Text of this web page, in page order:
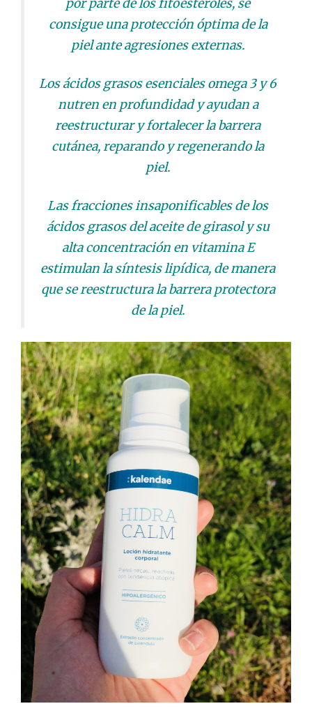
por parte de los fitoesteroles, se
consigue una protección óptima de la
piel ante agresiones externas.
Los ácidos grasos esenciales omega 3 y 6
nutren en profundidad y ayudan a
reestructurar y fortalecer la barrera
cutánea, reparando y regenerando la
piel.
Las fracciones insaponificables de los
ácidos grasos del aceite de girasol y su
alta concentración en vitamina E
estimulan la síntesis lipídica, de manera
que se reestructura la barrera protectora
de la piel.